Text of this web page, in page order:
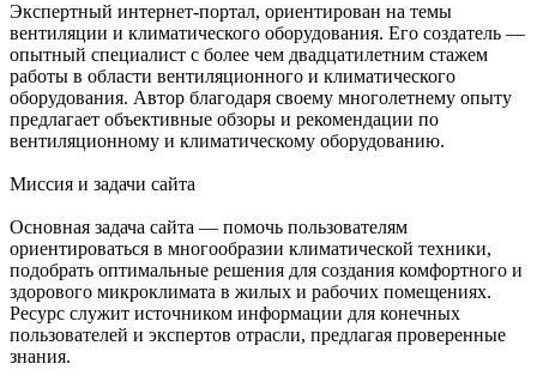
Экспертный интернет-портал, ориентирован на темы
вентиляции и климатического оборудования. Его создатель —
опытный специалист с более чем двадцатилетним стажем
работы в области вентиляционного и климатического
оборудования. Автор благодаря своему многолетнему опыту
предлагает объективные обзоры и рекомендации по
вентиляционному и климатическому оборудованию.
Миссия и задачи сайта
Основная задача сайта — помочь пользователям
ориентироваться в многообразии климатической техники,
подобрать оптимальные решения для создания комфортного и
здорового микроклимата в жилых и рабочих помещениях.
Ресурс служит источником информации для конечных
пользователей и экспертов отрасли, предлагая проверенные
знания.